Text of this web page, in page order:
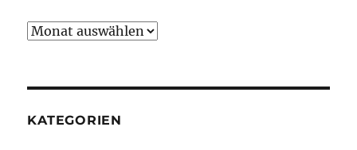
Archive
KATEGORIEN